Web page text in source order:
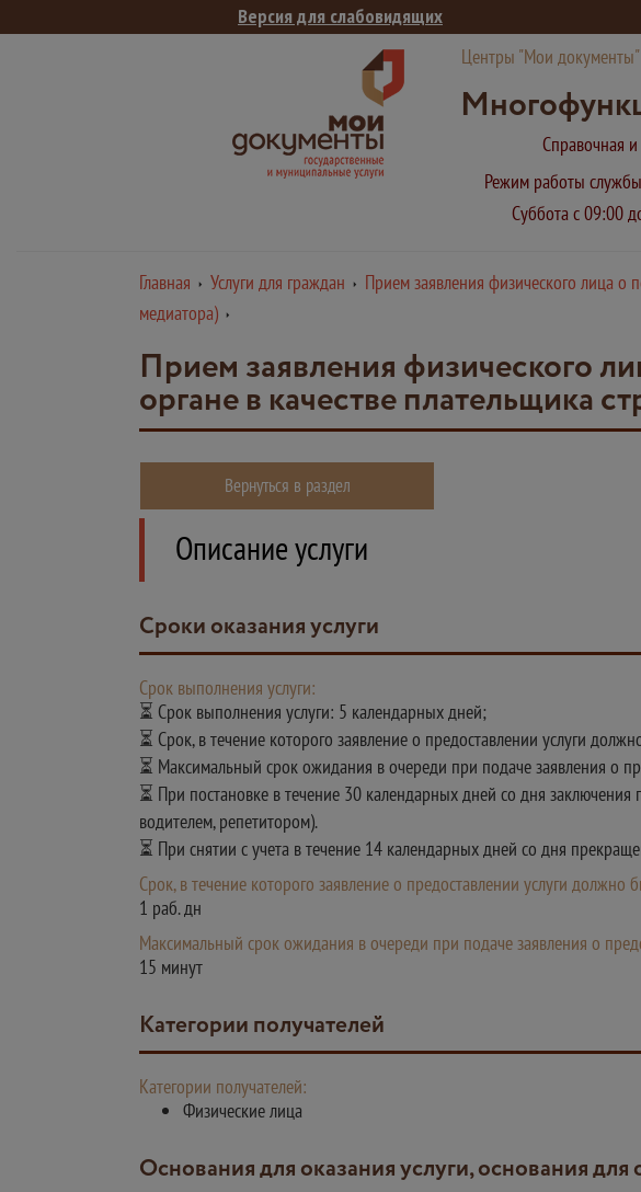
Версия для слабовидящих
Центры "Мои документы"
Справочная
Режим работы
Суббота с 09:00
Главная Услуги для граждан
Прием заявления физического лица о
медиатора)
Прием заявления физического
органе в качестве плательщика
Вернуться в раздел
Описание услуги
Сроки оказания услуги
Срок выполнения услуги:
⏳ Срок выполнения услуги: 5 календарных дней;
⏳ Срок, в течение которого заявление о предоставлении услуги
⏳ Максимальный срок ожидания в очереди при подаче заявления о
⏳ При постановке в течение 30 календарных дней со дня
водителем, репетитором).
⏳ При снятии с учета в течение 14 календарных дней со дня
Срок, в течение которого заявление о предоставлении услуги должно
1 раб. дн
Максимальный срок ожидания в очереди при подаче заявления о
15 минут
Категории получателей
Категории получателей:
Физические лица
Основания для оказания услуги, основания для